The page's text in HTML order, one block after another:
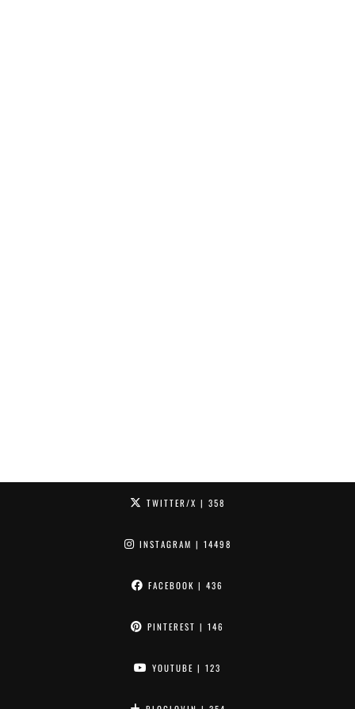
TWITTER/X | 358
INSTAGRAM | 14498
FACEBOOK | 436
PINTEREST | 146
YOUTUBE | 123